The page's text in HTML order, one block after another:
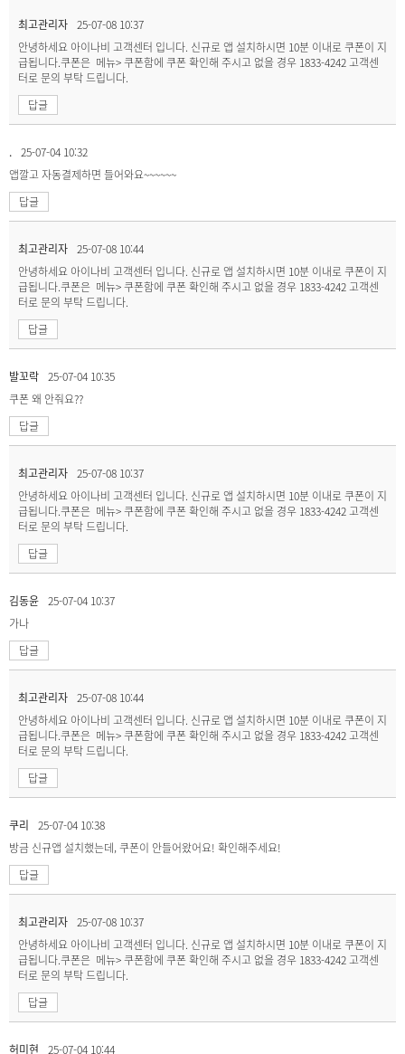
최고관리자 25-07-08 10:37
안녕하세요 아이나비 고객센터 입니다. 신규로 앱 설치하시면 10분 이내로 쿠폰이 지
급됩니다.쿠폰은 메뉴> 쿠폰함에 쿠폰 확인해 주시고 없을 경우 1833-4242 고객센
터로 문의 부탁 드립니다.
답글
. 25-07-04 10:32
앱깔고 자동결제하면 들어와요~~~~~~
답글
최고관리자 25-07-08 10:44
안녕하세요 아이나비 고객센터 입니다. 신규로 앱 설치하시면 10분 이내로 쿠폰이 지
급됩니다.쿠폰은 메뉴> 쿠폰함에 쿠폰 확인해 주시고 없을 경우 1833-4242 고객센
터로 문의 부탁 드립니다.
답글
발꼬락 25-07-04 10:35
쿠폰 왜 안줘요??
답글
최고관리자 25-07-08 10:37
안녕하세요 아이나비 고객센터 입니다. 신규로 앱 설치하시면 10분 이내로 쿠폰이 지
급됩니다.쿠폰은 메뉴> 쿠폰함에 쿠폰 확인해 주시고 없을 경우 1833-4242 고객센
터로 문의 부탁 드립니다.
답글
김동윤 25-07-04 10:37
가나
답글
최고관리자 25-07-08 10:44
안녕하세요 아이나비 고객센터 입니다. 신규로 앱 설치하시면 10분 이내로 쿠폰이 지
급됩니다.쿠폰은 메뉴> 쿠폰함에 쿠폰 확인해 주시고 없을 경우 1833-4242 고객센
터로 문의 부탁 드립니다.
답글
쿠리
25-07-04 10:38
방금 신규앱 설치했는데, 쿠폰이 안들어왔어요! 확인해주세요!
답글
최고관리자 25-07-08 10:37
안녕하세요 아이나비 고객센터 입니다. 신규로 앱 설치하시면 10분 이내로 쿠폰이 지
급됩니다.쿠폰은 메뉴> 쿠폰함에 쿠폰 확인해 주시고 없을 경우 1833-4242 고객센
터로 문의 부탁 드립니다.
답글
허미현 25-07-04 10:44